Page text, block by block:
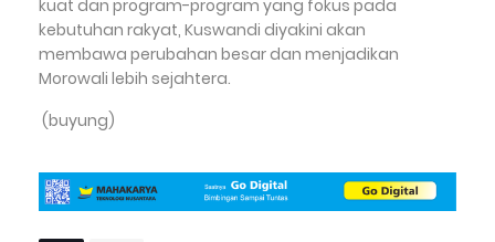
kuat dan program-program yang fokus pada
kebutuhan rakyat, Kuswandi diyakini akan
membawa perubahan besar dan menjadikan
Morowali lebih sejahtera.
(buyung)